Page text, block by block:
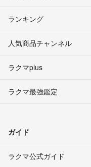
ランキング
人気商品チャンネル
ラクマplus
ラクマ最強鑑定
ガイド
ラクマ公式ガイド